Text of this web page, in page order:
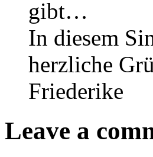
gibt…
In diesem
herzliche
Friederike
Leave a